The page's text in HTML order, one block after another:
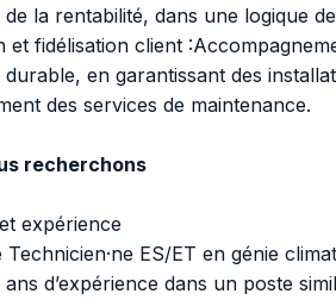
la rentabilité, dans une logique
et fidélisation client
en garantissant des
des services de maintenance.
recherchons
expérience
Technicien·ne ES/ET en génie
ans d’expérience dans un poste